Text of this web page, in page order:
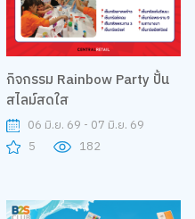
กิจกรรม Rainbow Party ปั้น
สไลม์สดใส
06 มิ.ย. 69 - 07 มิ.ย. 69
5
182